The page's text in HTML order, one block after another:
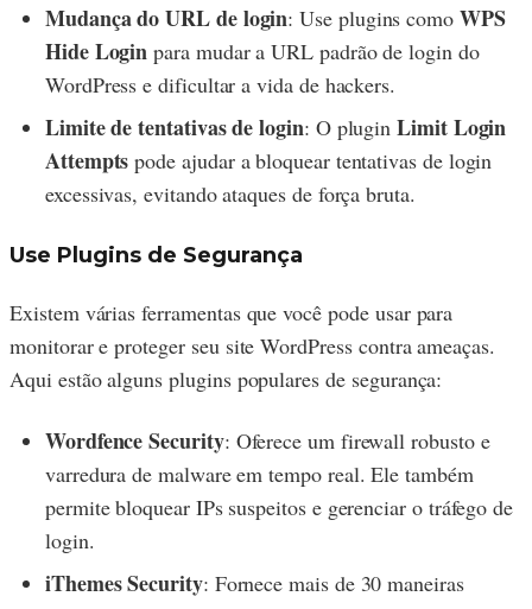
Mudança do URL de login: Use plugins como WPS
Hide Login para mudar a URL padrão de login do
WordPress e dificultar a vida de hackers.
Limite de tentativas de login: O pluginLimit Login
Attempts pode ajudar a bloquear tentativas de login
excessivas, evitando ataques de força bruta.
Use Plugins de Segurança
Existem várias ferramentas que você pode usar para
monitorar e proteger seu site WordPress contra ameaças.
Aqui estão alguns plugins populares de segurança:
Wordfence Security: Oferece um firewall robusto e
varredura de malware em tempo real. Ele também
permite bloquear IPs suspeitos e gerenciar o tráfego de
login.
iThemes Security: Fornece mais de 30 maneiras